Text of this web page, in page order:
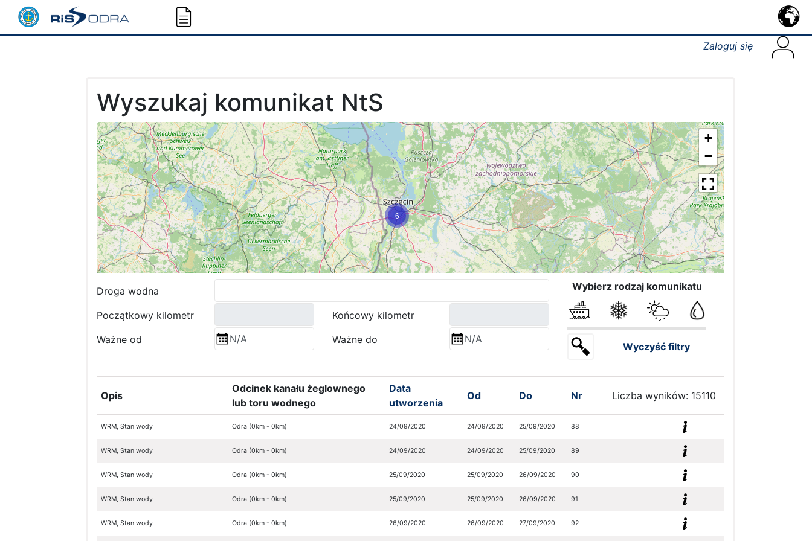
Zaloguj się
Wyszukaj komunikat NtS
6
+
−
Droga wodna
Początkowy kilometr
Końcowy kilometr
Ważne od
Ważne do
Wybierz rodzaj komunikatu
Wyczyść filtry
Opis
Odcinek kanału żeglownego
lub toru wodnego
Data
utworzenia
Od Do Nr Liczba wyników: 15110
WRM, Stan wody Odra (0km - 0km) 24/09/2020 24/09/2020 25/09/2020 88
WRM, Stan wody Odra (0km - 0km) 24/09/2020 24/09/2020 25/09/2020 89
WRM, Stan wody Odra (0km - 0km) 25/09/2020 25/09/2020 26/09/2020 90
WRM, Stan wody Odra (0km - 0km) 25/09/2020 25/09/2020 26/09/2020 91
WRM, Stan wody Odra (0km - 0km) 26/09/2020 26/09/2020 27/09/2020 92